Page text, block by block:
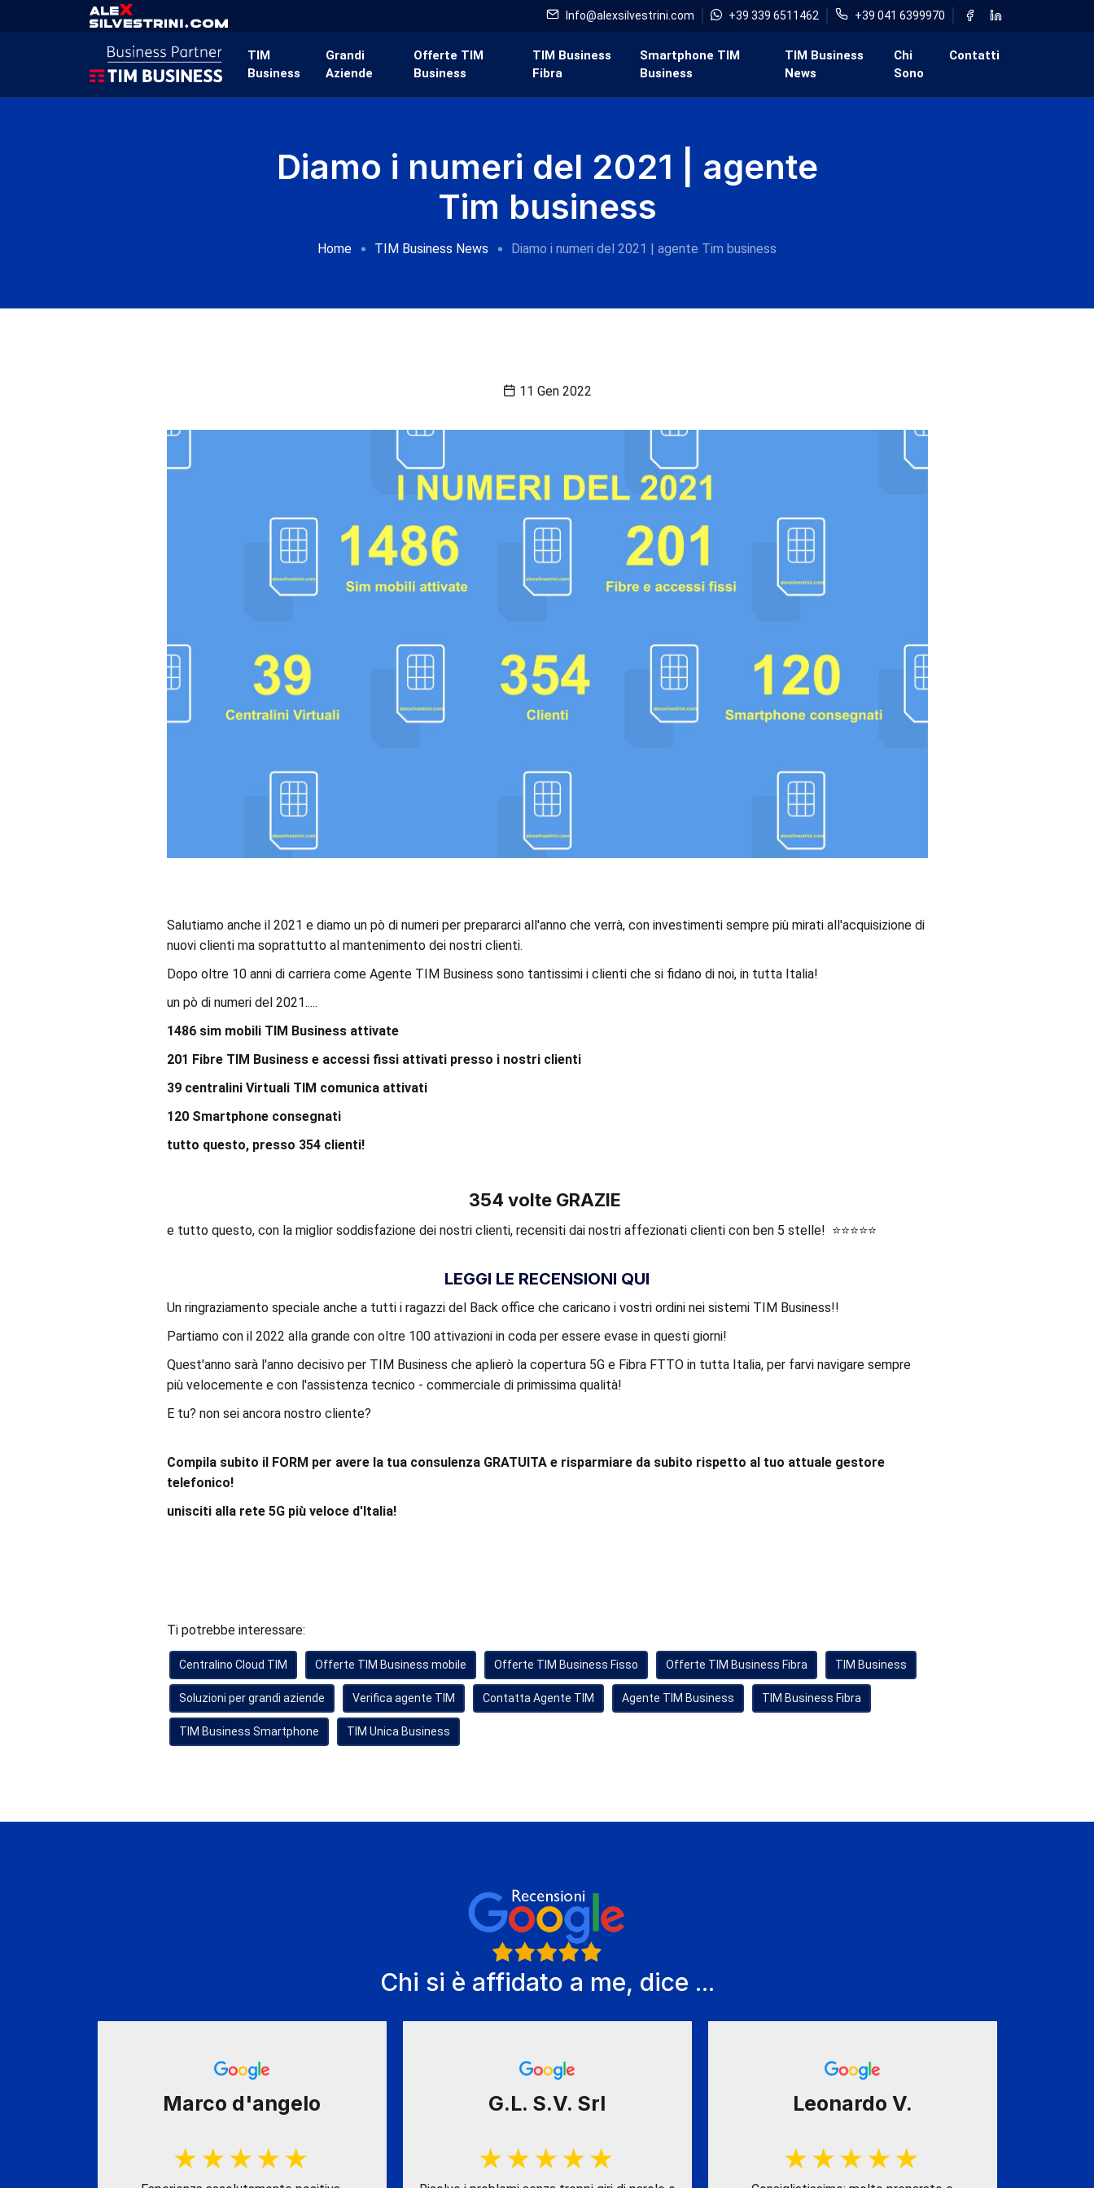
Info@alexsilvestrini.com +39 339 6511462 +39 041 6399970
TIM
Business
Grandi
Aziende
Offerte TIM
Business
TIM Business
Fibra
Smartphone TIM
Business
TIM Business
News
Chi
Sono
Contatti
Diamo i numeri del 2021 | agente
Tim business
Home TIM Business News Diamo i numeri del 2021 | agente Tim business
11 Gen 2022
Salutiamo anche il 2021 e diamo un pò di numeri per prepararci all'anno che verrà, con investimenti sempre più mirati all'acquisizione di
nuovi clienti ma soprattutto al mantenimento dei nostri clienti.
Dopo oltre 10 anni di carriera come Agente TIM Business sono tantissimi i clienti che si fidano di noi, in tutta Italia!
un pò di numeri del 2021.....
1486 sim mobili TIM Business attivate
201 Fibre TIM Business e accessi fissi attivati presso i nostri clienti
39 centralini Virtuali TIM comunica attivati
120 Smartphone consegnati
tutto questo, presso 354 clienti!
354 volte GRAZIE
e tutto questo, con la miglior soddisfazione dei nostri clienti, recensiti dai nostri affezionati clienti con ben 5 stelle! ⭐️⭐️⭐️⭐️⭐️
LEGGI LE RECENSIONI QUI
Un ringraziamento speciale anche a tutti i ragazzi del Back office che caricano i vostri ordini nei sistemi TIM Business!!
Partiamo con il 2022 alla grande con oltre 100 attivazioni in coda per essere evase in questi giorni!
Quest'anno sarà l'anno decisivo per TIM Business che aplierò la copertura 5G e Fibra FTTO in tutta Italia, per farvi navigare sempre
più velocemente e con l'assistenza tecnico - commerciale di primissima qualità!
E tu? non sei ancora nostro cliente?
Compila subito il FORM per avere la tua consulenza GRATUITA e risparmiare da subito rispetto al tuo attuale gestore
telefonico!
unisciti alla rete 5G più veloce d'Italia!
Ti potrebbe interessare:
Centralino Cloud TIM Offerte TIM Business mobile Offerte TIM Business Fisso Offerte TIM Business Fibra TIM Business
Soluzioni per grandi aziende Verifica agente TIM Contatta Agente TIM Agente TIM Business TIM Business Fibra
TIM Business Smartphone TIM Unica Business
Chi si è affidato a me, dice ...
Marco d'angelo G.L. S.V. Srl Leonardo V.